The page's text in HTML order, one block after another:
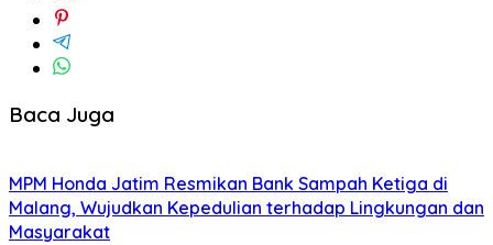
Baca Juga
MPM Honda Jatim Resmikan Bank Sampah Ketiga di
Malang, Wujudkan Kepedulian terhadap Lingkungan dan
Masyarakat